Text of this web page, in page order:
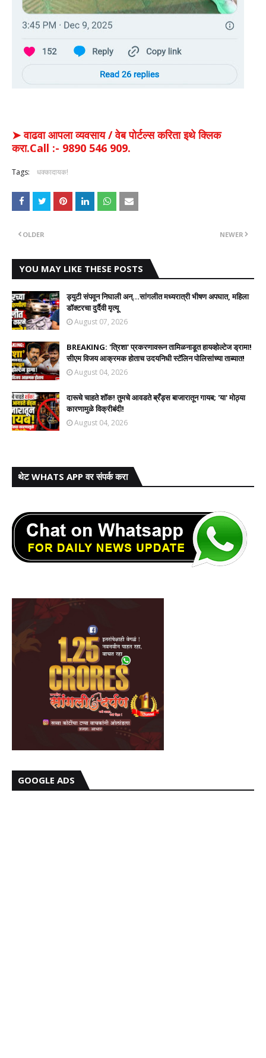
➤ वाढवा आपला व्यवसाय / वेब पोर्टल्स करिता इथे क्लिक
करा.Call :- 9890 546 909.
Tags: धक्कादायक!
NEWER
OLDER
YOU MAY LIKE THESE POSTS
ड्युटी संपवून निघाली अन्...सांगलीत मध्यरात्री भीषण अपघात, महिला
डॉक्टरचा दुर्दैवी मृत्यू
August 07, 2026
BREAKING: 'त्रिशा' प्रकरणावरून तामिळनाडूत हायव्होल्टेज ड्रामा!
सीएम विजय आक्रमक होताच उदयनिधी स्टॅलिन पोलिसांच्या ताब्यात!
August 04, 2026
दारूचे चाहते शॉक! तुमचे आवडते ब्रँड्स बाजारातून गायब; 'या' मोठ्या
कारणामुळे विक्रीबंदी!
August 04, 2026
थेट WHATS APP वर संपर्क करा
GOOGLE ADS